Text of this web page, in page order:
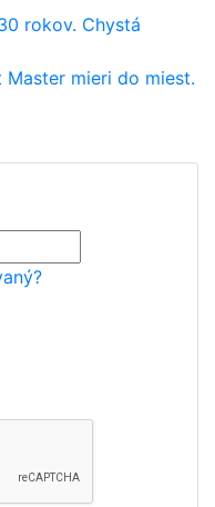
rokov. Chystá
Master mieri do miest.